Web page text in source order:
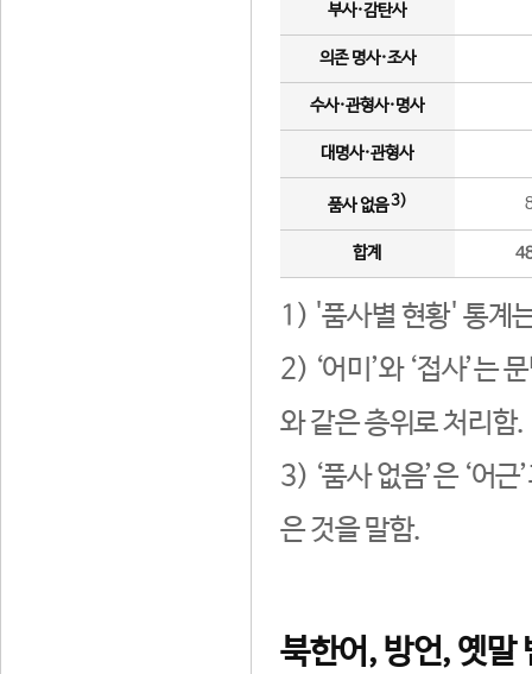
부사·감탄사
의존 명사·조사
수사·관형사·명사
대명사·관형사
품사 없음3)
합계
1) '품사별 현황' 통계
2) ‘어미’와 ‘접사’는
와 같은 층위로 처리함.
3) ‘품사 없음’은 ‘어
은 것을 말함.
북한어, 방언, 옛말